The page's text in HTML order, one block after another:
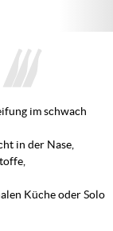
im schwach
in der Nase,
Küche oder Solo